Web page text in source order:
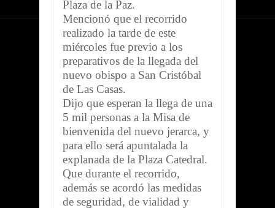
Plaza de la Paz.
Mencionó que el recorrido
realizado la tarde de este
miércoles fue previo a los
preparativos de la llegada del
nuevo obispo a San Cristóbal
de Las Casas.
Dijo que esperan la llega de una
5 mil personas a la Misa de
bienvenida del nuevo jerarca, y
para ello será apuntalada la
explanada de la Plaza Catedral.
Que durante el recorrido,
además se acordó las medidas
de seguridad, de vialidad y